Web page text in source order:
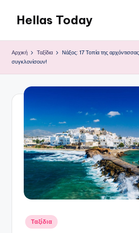
Μετάβαση
περιεχόμενο
Hellas Today
Αρχική Ταξίδια
Νάξος: 17 Τοπία της
συγκλονίσουν!
Αναρτήθηκε
σε
Ταξίδια